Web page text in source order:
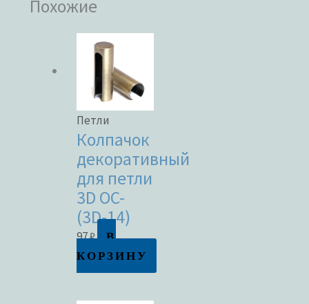
Похожие
Петли
Колпачок
декоративный
для петли
3D OC-
(3D-14)
97₽
В
КОРЗИНУ